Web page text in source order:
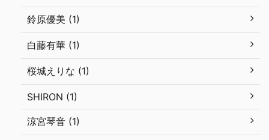
鈴原優美 (1)
白藤有華 (1)
桜城えりな (1)
SHIRON (1)
涼宮琴音 (1)